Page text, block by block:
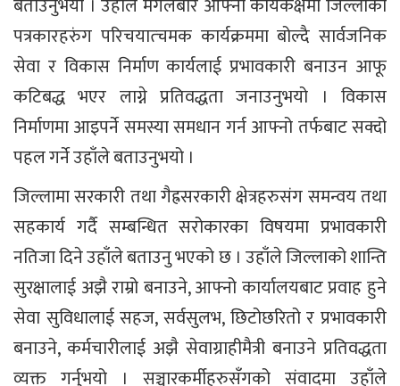
बताउनुभयो । उहाँले मंगलबार आफ्नो कार्यकक्षमा जिल्लाका
पत्रकारहरुंग परिचयात्चमक कार्यक्रममा बोल्दै सार्वजनिक
सेवा र विकास निर्माण कार्यलाई प्रभावकारी बनाउन आफू
कटिबद्ध भएर लाग्ने प्रतिवद्धता जनाउनुभयो । विकास
निर्माणमा आइपर्ने समस्या समधान गर्न आफ्नो तर्फबाट सक्दो
पहल गर्ने उहाँले बताउनुभयो ।
जिल्लामा सरकारी तथा गैह्रसरकारी क्षेत्रहरुसंग समन्वय तथा
सहकार्य गर्दै सम्बन्धित सरोकारका विषयमा प्रभावकारी
नतिजा दिने उहाँले बताउनु भएको छ । उहाँले जिल्लाको शान्ति
सुरक्षालाई अझै राम्रो बनाउने, आफ्नो कार्यालयबाट प्रवाह हुने
सेवा सुविधालाई सहज, सर्वसुलभ, छिटोछरितो र प्रभावकारी
बनाउने, कर्मचारीलाई अझै सेवाग्राहीमैत्री बनाउने प्रतिवद्धता
व्यक्त गर्नुभयो । सञ्चारकर्मीहरुसँगको संवादमा उहाँले